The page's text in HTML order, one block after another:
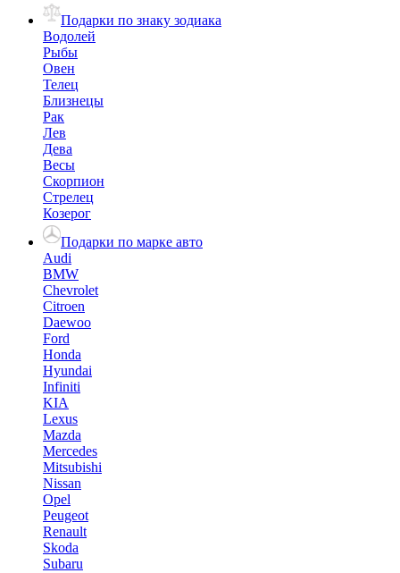
Подарки по знаку зодиака
Водолей
Рыбы
Овен
Телец
Близнецы
Рак
Лев
Дева
Весы
Скорпион
Стрелец
Козерог
Подарки по марке авто
Audi
BMW
Chevrolet
Citroen
Daewoo
Ford
Honda
Hyundai
Infiniti
KIA
Lexus
Mazda
Mercedes
Mitsubishi
Nissan
Opel
Peugeot
Renault
Skoda
Subaru